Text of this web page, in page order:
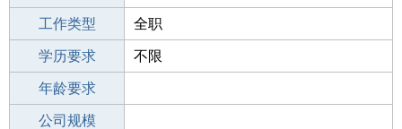
招聘人数 若干
工作类型 全职
性别要求 -
学历要求 不限
工作经验
年龄要求
工作地点
公司规模